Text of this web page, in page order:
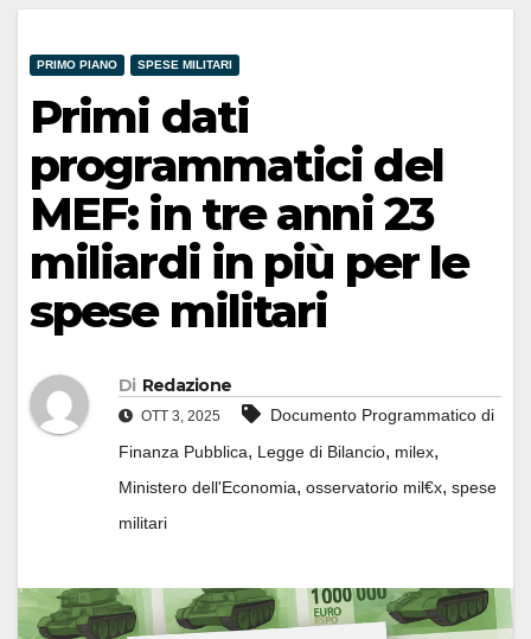
PRIMO PIANO SPESE MILITARI
Primi dati
programmatici del
MEF: in tre anni 23
miliardi in più per le
spese militari
Di Redazione
OTT 3, 2025
Documento Programmatico di
Finanza Pubblica, Legge di Bilancio, milex,
Ministero dell'Economia, osservatorio mil€x, spese
militari